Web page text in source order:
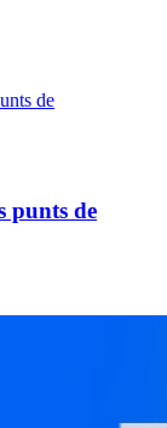
punts de